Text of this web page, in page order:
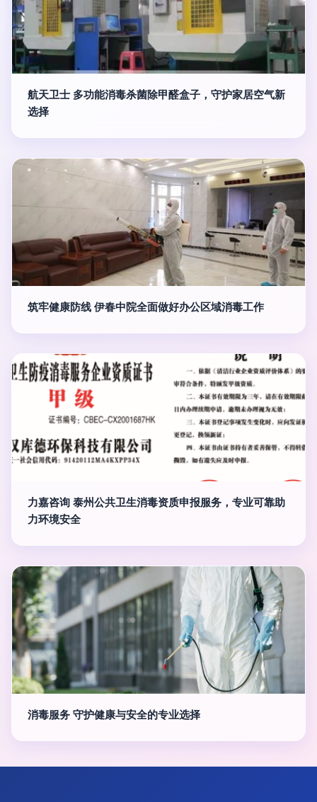
航天卫士 多功能消毒杀菌除甲醛盒子，守护家居空气新
选择
筑牢健康防线 伊春中院全面做好办公区域消毒工作
力嘉咨询 泰州公共卫生消毒资质申报服务，专业可靠助
力环境安全
消毒服务 守护健康与安全的专业选择